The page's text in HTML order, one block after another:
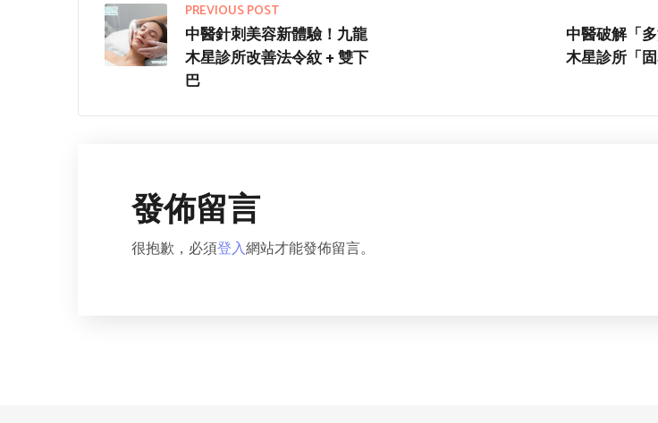
PREVIOUS POST
中醫針刺美容新體驗！九龍
木星診所改善法令紋 + 雙下
巴
中醫破解「
木星診所「
發佈留言
很抱歉，必須登入網站才能發佈留言。